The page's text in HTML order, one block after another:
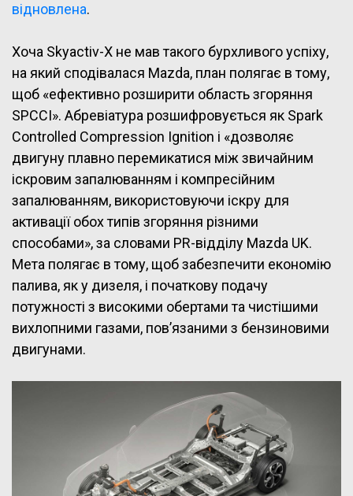
відновлена.
Хоча Skyactiv-X не мав такого бурхливого успіху,
на який сподівалася Mazda, план полягає в тому,
щоб «ефективно розширити область згоряння
SPCCI». Абревіатура розшифровується як Spark
Controlled Compression Ignition і «дозволяє
двигуну плавно перемикатися між звичайним
іскровим запалюванням і компресійним
запалюванням, використовуючи іскру для
активації обох типів згоряння різними
способами», за словами PR-відділу Mazda UK.
Мета полягає в тому, щоб забезпечити економію
палива, як у дизеля, і початкову подачу
потужності з високими обертами та чистішими
вихлопними газами, пов’язаними з бензиновими
двигунами.